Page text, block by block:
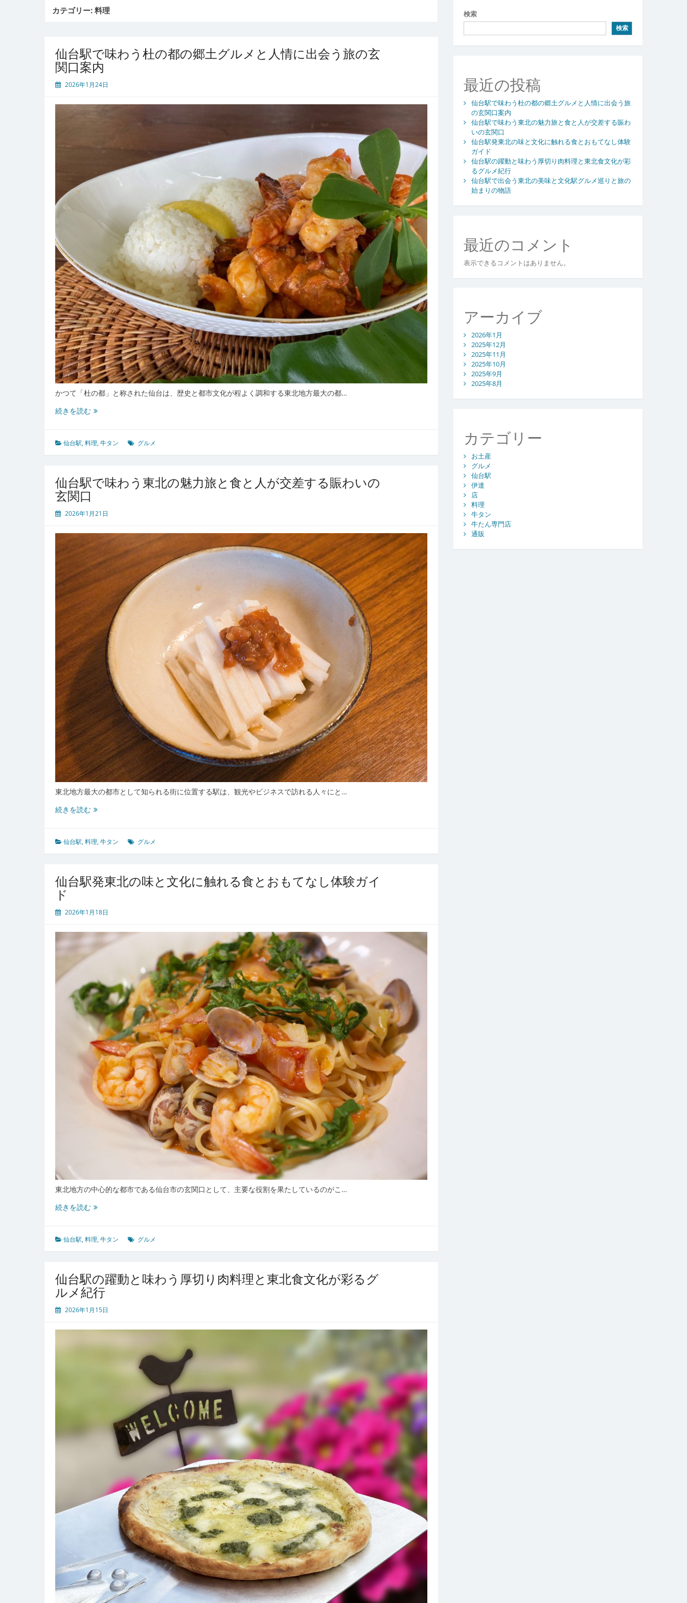
カテゴリー:料理
仙台駅で味わう杜の都の郷土グルメと人情に出会う旅の玄
関口案内
2026年1月24日
かつて「杜の都」と称された仙台は、歴史と都市文化が程よく調和する東北地方最大の都…
続きを読む仙
で
味
杜
の
グ
ル
メ
と
人
情
出
会
う
の
案
内
仙台駅,料理,牛タン グルメ
仙台駅で味わう東北の魅力旅と食と人が交差する賑わいの
玄関口
2026年1月21日
東北地方最大の都市として知られる街に位置する駅は、観光やビジネスで訪れる人々にと…
続きを読む仙
で
味
東
魅
と
食
人
が
交
差
す
る
賑
わ
い
の
玄
関
仙台駅,料理,牛タン グルメ
仙台駅発東北の味と文化に触れる食とおもてなし体験ガイ
ド
2026年1月18日
東北地方の中心的な都市である仙台市の玄関口として、主要な役割を果たしているのがこ…
続きを読む仙
発
東
味
と
化
れ
し
仙台駅,料理,牛タン グルメ
仙台駅の躍動と味わう厚切り肉料理と東北食文化が彩るグ
ルメ紀行
2026年1月15日
検索
検索
最近の投稿
仙台駅で味わう杜の都の郷土グルメと人情に出会う旅
の玄関口案内
仙台駅で味わう東北の魅力旅と食と人が交差する賑わ
いの玄関口
仙台駅発東北の味と文化に触れる食とおもてなし体験
ガイド
仙台駅の躍動と味わう厚切り肉料理と東北食文化が彩
るグルメ紀行
仙台駅で出会う東北の美味と文化駅グルメ巡りと旅の
始まりの物語
最近のコメント
表示できるコメントはありません。
アーカイブ
2026年1月
2025年12月
2025年11月
2025年10月
2025年9月
2025年8月
カテゴリー
お土産
グルメ
仙台駅
伊達
店
料理
牛タン
牛たん専門店
通販